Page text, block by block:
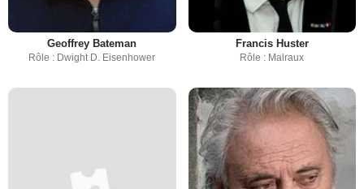
Geoffrey Bateman
Rôle : Dwight D. Eisenhower
Francis Huster
Rôle : Malraux